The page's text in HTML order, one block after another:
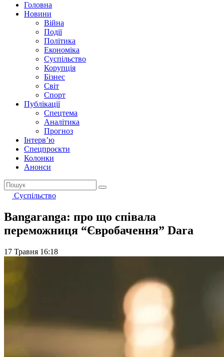
Головна
Новини
Війна
Події
Політика
Економіка
Суспільство
Корупція
Бізнес
Світ
Спорт
Публікації
Спецтема
Аналітика
Прогноз
Інтерв’ю
Спецпроєкти
Колонки
Анонси
Суспільство
Bangaranga: про що співала
переможниця “Євробачення” Dara
17 Травня 16:18